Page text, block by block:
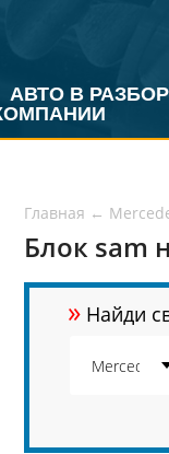
АВТО В РАЗБОР
Главная ←
Блок sam
» Найди